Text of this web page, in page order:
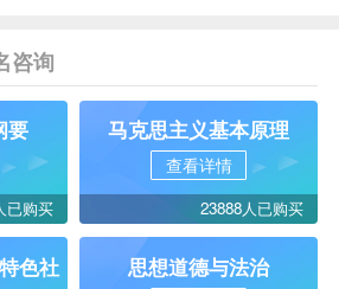
咨询
要
已购买
马克思主义基本原理
查看详情
23888人已购买
色社
思想道德与法治